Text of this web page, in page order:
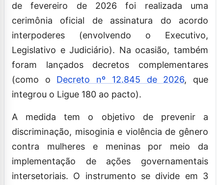
de fevereiro de 2026 foi realizada uma
cerimônia oficial de assinatura do acordo
interpoderes (envolvendo o Executivo,
Legislativo e Judiciário). Na ocasião, também
foram lançados decretos complementares
(como o Decreto nº 12.845 de 2026, que
integrou o Ligue 180 ao pacto).
A medida tem o objetivo de prevenir a
discriminação, misoginia e violência de gênero
contra mulheres e meninas por meio da
implementação de ações governamentais
intersetoriais. O instrumento se divide em 3